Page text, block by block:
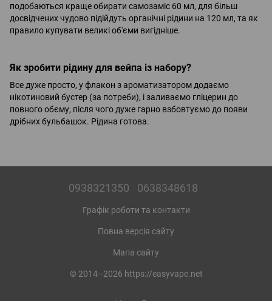
подобаються краще обирати самозаміс 60 мл, для більш
досвідчених чудово підійдуть органічні рідини на 120 мл, та як
правило купувати великі об'єми вигідніше.
Як зробити рідину для вейпа із набору?
Все дуже просто, у флакон з ароматизатором додаємо
нікотиновий бустер (за потреби), і заливаємо гліцерин до
повного обєму, після чого дуже гарно взбовтуємо до появи
дрібних бульбашок. Рідина готова.
0938321350 0638348618
Графік роботи та контакти
Повна версія сайту
Мапа сайту
© 2014–2026 https://easyvape.net